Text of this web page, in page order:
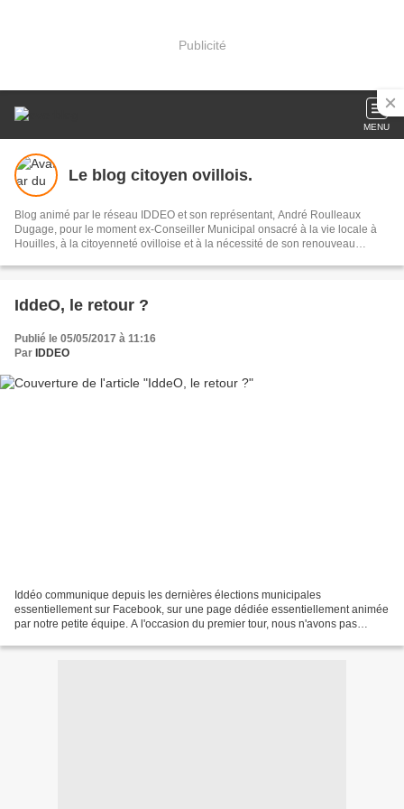
Publicité
MENU
Le blog citoyen ovillois.
Blog animé par le réseau IDDEO et son représentant, André Roulleaux
Dugage, pour le moment ex-Conseiller Municipal onsacré à la vie locale à
Houilles, à la citoyenneté ovilloise et à la nécessité de son renouveau
IddeO, le retour ?
Publié le 05/05/2017 à 11:16
Par IDDEO
Iddéo communique depuis les dernières élections municipales
essentiellement sur Facebook, sur une page dédiée essentiellement animée
par notre petite équipe. A l'occasion du premier tour, nous n'avons pas